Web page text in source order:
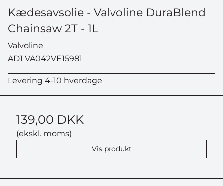
Kædesavsolie - Valvoline DuraBlend
Chainsaw 2T - 1L
Valvoline
AD1 VA042VE15981
Levering 4-10 hverdage
139,00 DKK
(ekskl. moms)
Vis produkt